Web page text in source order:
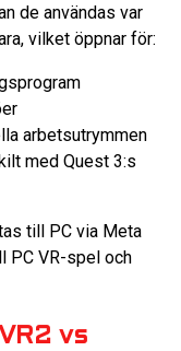
de användas var
vilket öppnar för:
arbetsutrymmen
med Quest 3:s
till PC via Meta
PC VR-spel och
vs